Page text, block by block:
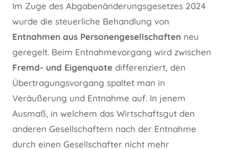
Im Zuge des Abgabenänderungsgesetzes 2024
wurde die steuerliche Behandlung von
Entnahmen aus Personengesellschaften neu
geregelt. Beim Entnahmevorgang wird zwischen
Fremd- und Eigenquote differenziert, den
Übertragungsvorgang spaltet man in
Veräußerung und Entnahme auf. In jenem
Ausmaß, in welchem das Wirtschaftsgut den
anderen Gesellschaftern nach der Entnahme
durch einen Gesellschafter nicht mehr